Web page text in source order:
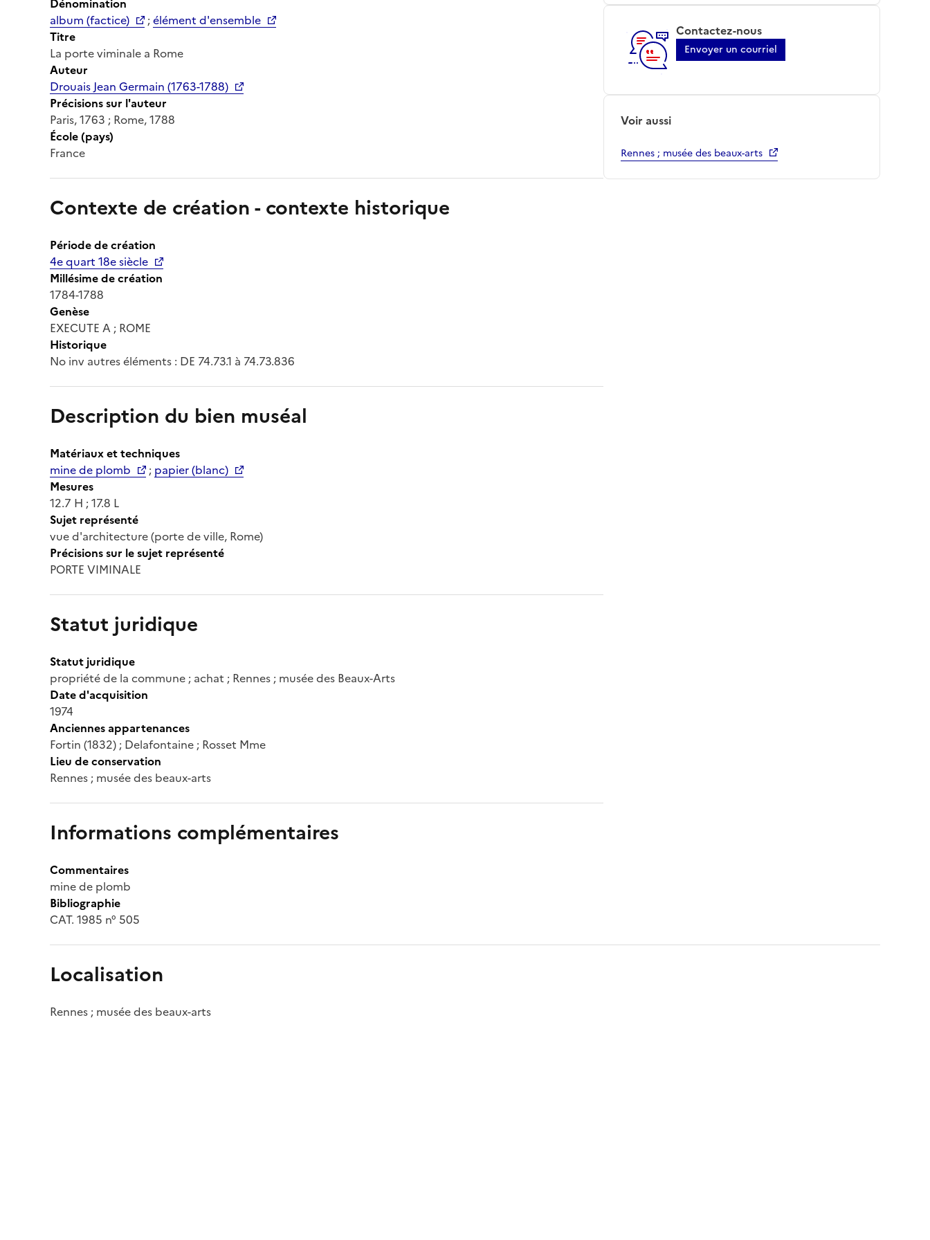
album (factice)
;élément d'ensemble
Titre
La porte viminale a Rome
Auteur
Drouais Jean Germain (1763-1788)
Précisions sur l'auteur
Paris, 1763 ; Rome, 1788
École (pays)
France
Contexte de création - contexte historique
Période de création
4e quart 18e siècle
Millésime de création
1784-1788
Genèse
EXECUTE A ; ROME
Historique
No inv autres éléments : DE 74.73.1 à 74.73.836
Description du bien muséal
Matériaux et techniques
mine de plomb
; papier (blanc)
Mesures
12.7 H ; 17.8 L
Sujet représenté
vue d'architecture (porte de ville, Rome)
Précisions sur le sujet représenté
PORTE VIMINALE
Statut juridique
Statut juridique
propriété de la commune ; achat ; Rennes ; musée des Beaux-Arts
Date d'acquisition
1974
Anciennes appartenances
Fortin (1832) ; Delafontaine ; Rosset Mme
Lieu de conservation
Rennes ; musée des beaux-arts
Informations complémentaires
Commentaires
mine de plomb
Bibliographie
CAT. 1985 n° 505
Contactez-nous
Envoyer un courriel
Voir aussi
Rennes ; musée des beaux-arts
Localisation
Rennes ; musée des beaux-arts